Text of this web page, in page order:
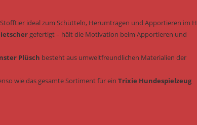
ideal zum Schütteln, Herumtragen und Apportieren im
gefertigt – hält die Motivation beim Apportieren und
Plüsch besteht aus umweltfreundlichen Materialien der
wie das gesamte Sortiment für ein Trixie Hundespielzeug